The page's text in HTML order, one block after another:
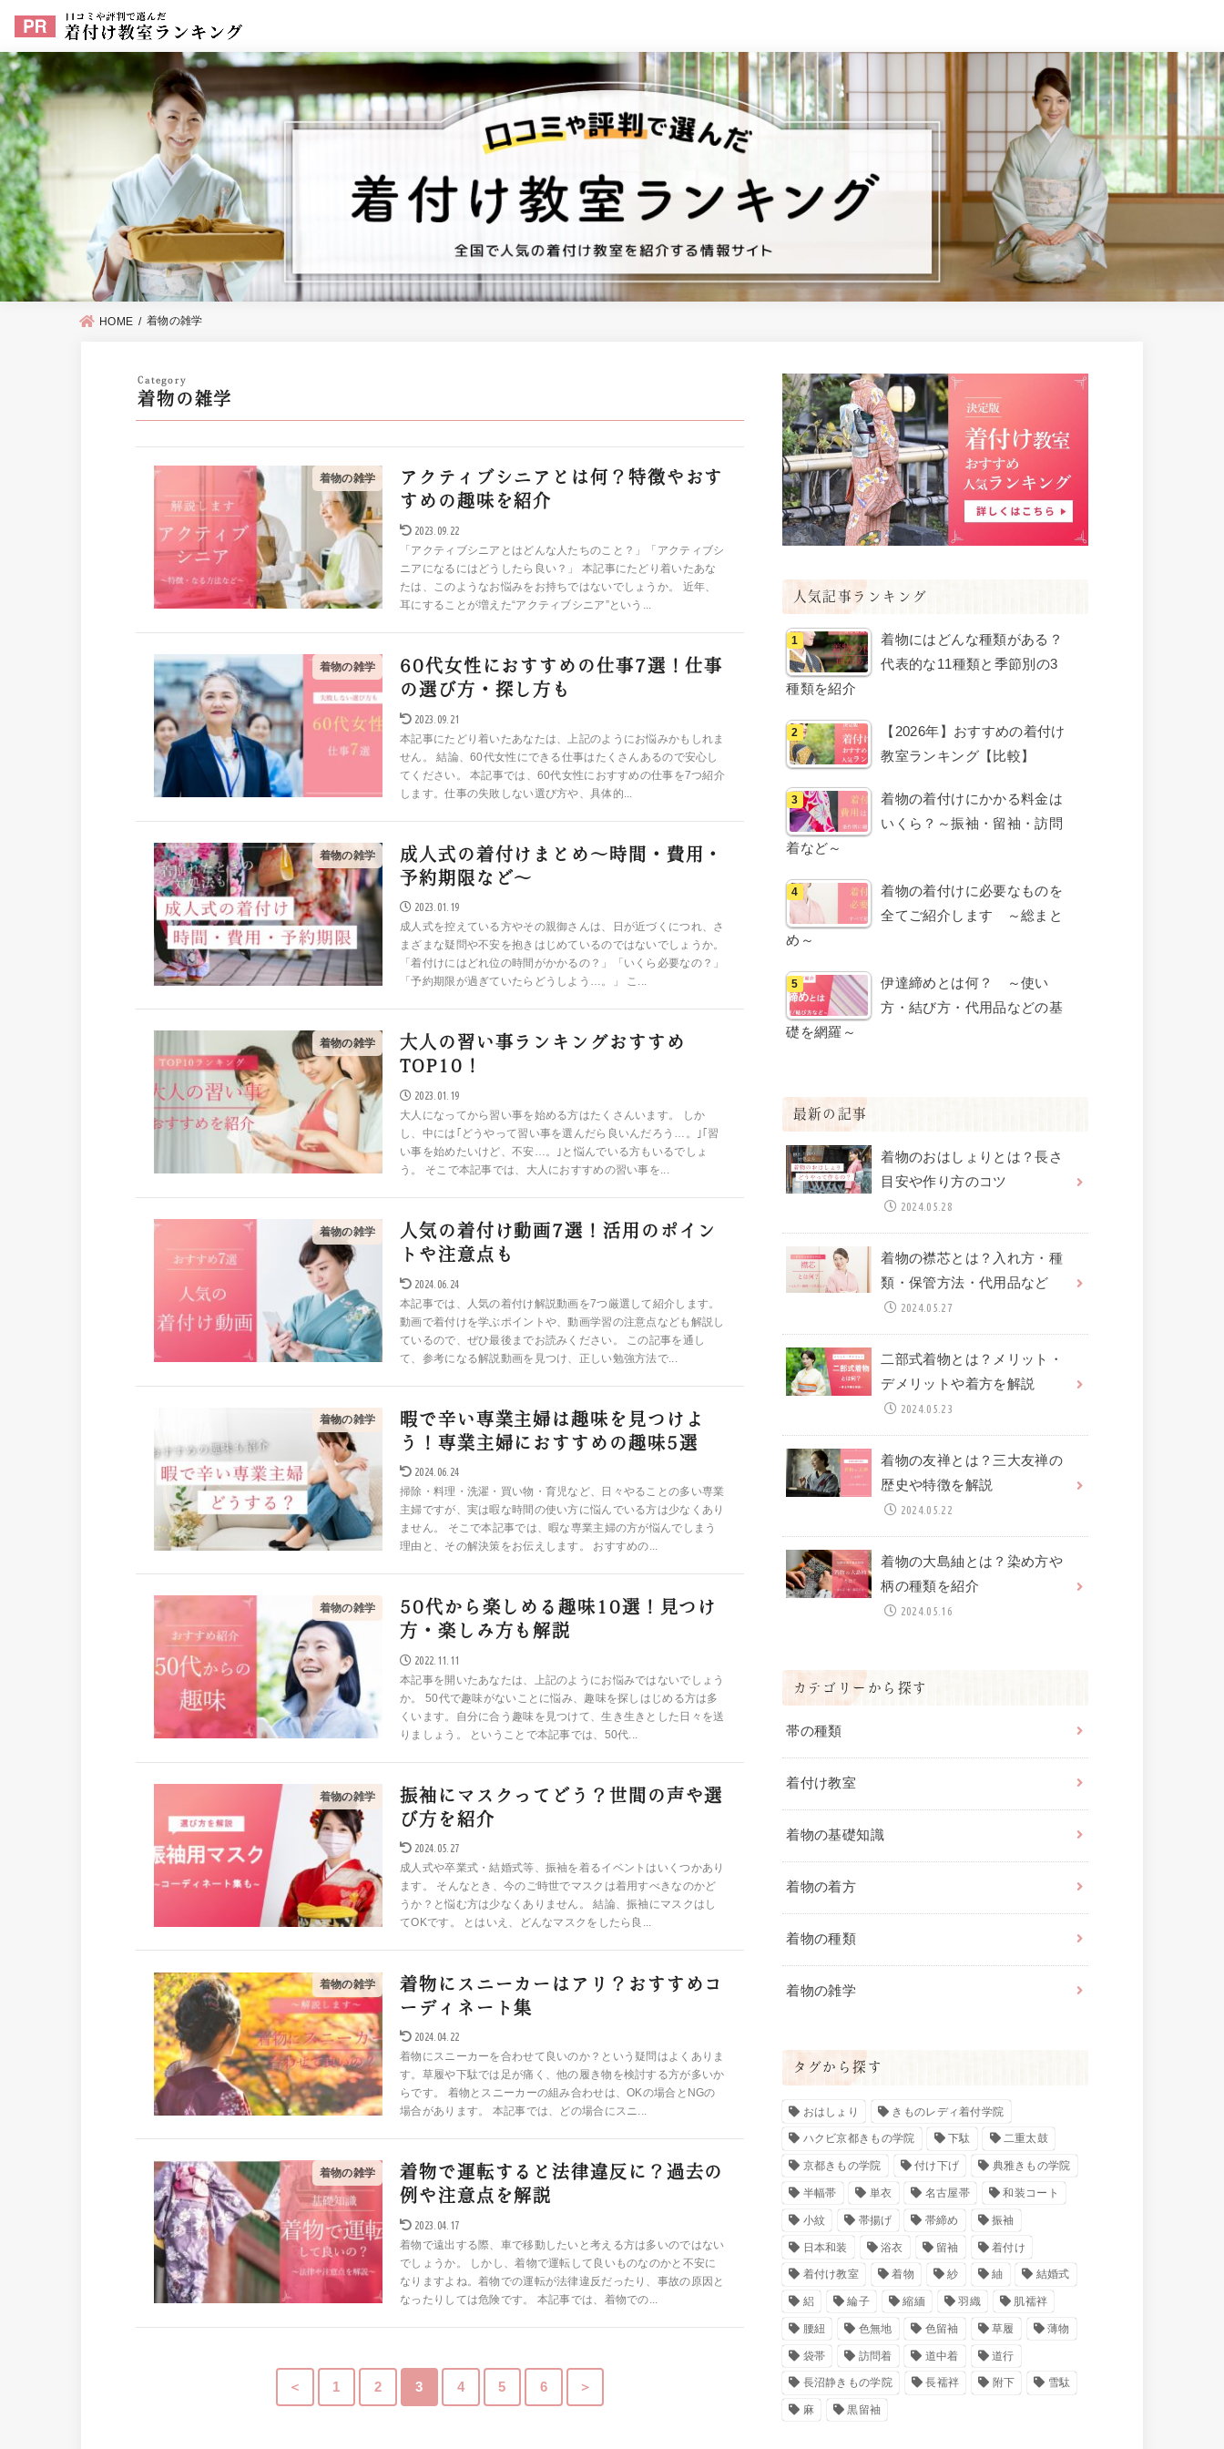
HOME 着物の雑学
着物の雑学
着物の雑学
アクティブシニアとは何？特徴やおす
すめの趣味を紹介
2023.09.22
「アクティブシニアとはどんな人たちのこと？」「アクティブシ
ニアになるにはどうしたら良い？」 本記事にたどり着いたあな
たは、このようなお悩みをお持ちではないでしょうか。 近年、
耳にすることが増えた“アクティブシニア”という...
着物の雑学
60代女性におすすめの仕事7選！仕事
の選び方・探し方も
2023.09.21
本記事にたどり着いたあなたは、上記のようにお悩みかもしれま
せん。 結論、60代女性にできる仕事はたくさんあるので安心し
てください。 本記事では、60代女性におすすめの仕事を7つ紹介
します。仕事の失敗しない選び方や、具体的...
着物の雑学
成人式の着付けまとめ～時間・費用・
予約期限など～
2023.01.19
成人式を控えている方やその親御さんは、日が近づくにつれ、さ
まざまな疑問や不安を抱きはじめているのではないでしょうか。
「着付けにはどれ位の時間がかかるの？」「いくら必要なの？」
「予約期限が過ぎていたらどうしよう…。」 こ...
着物の雑学
大人の習い事ランキングおすすめ
TOP10！
2023.01.19
大人になってから習い事を始める方はたくさんいます。 しか
し、中には｢どうやって習い事を選んだら良いんだろう…。｣｢習
い事を始めたいけど、不安…。｣と悩んでいる方もいるでしょ
う。 そこで本記事では、大人におすすめの習い事を...
着物の雑学
人気の着付け動画7選！活用のポイン
トや注意点も
2024.06.24
本記事では、人気の着付け解説動画を7つ厳選して紹介します。
動画で着付けを学ぶポイントや、動画学習の注意点なども解説し
ているので、ぜひ最後までお読みください。 この記事を通し
て、参考になる解説動画を見つけ、正しい勉強方法で...
着物の雑学
暇で辛い専業主婦は趣味を見つけよ
う！専業主婦におすすめの趣味5選
2024.06.24
掃除・料理・洗濯・買い物・育児など、日々やることの多い専業
主婦ですが、実は暇な時間の使い方に悩んでいる方は少なくあり
ません。 そこで本記事では、暇な専業主婦の方が悩んでしまう
理由と、その解決策をお伝えします。 おすすめの...
着物の雑学
50代から楽しめる趣味10選！見つけ
方・楽しみ方も解説
2022.11.11
本記事を開いたあなたは、上記のようにお悩みではないでしょう
か。 50代で趣味がないことに悩み、趣味を探しはじめる方は多
くいます。自分に合う趣味を見つけて、生き生きとした日々を送
りましょう。 ということで本記事では、50代...
着物の雑学
振袖にマスクってどう？世間の声や選
び方を紹介
2024.05.27
成人式や卒業式・結婚式等、振袖を着るイベントはいくつかあり
ます。 そんなとき、今のご時世でマスクは着用すべきなのかど
うか？と悩む方は少なくありません。 結論、振袖にマスクはし
てOKです。 とはいえ、どんなマスクをしたら良...
着物の雑学
着物にスニーカーはアリ？おすすめコ
ーディネート集
2024.04.22
着物にスニーカーを合わせて良いのか？という疑問はよくありま
す。草履や下駄では足が痛く、他の履き物を検討する方が多いか
らです。 着物とスニーカーの組み合わせは、OKの場合とNGの
場合があります。 本記事では、どの場合にスニ...
着物の雑学
着物で運転すると法律違反に？過去の
例や注意点を解説
2023.04.17
着物で遠出する際、車で移動したいと考える方は多いのではない
でしょうか。 しかし、着物で運転して良いものなのかと不安に
なりますよね。着物での運転が法律違反だったり、事故の原因と
なったりしては危険です。 本記事では、着物での...
＜ 1 2 3 4 5 6 ＞
人気記事ランキング
着物にはどんな種類がある？
代表的な11種類と季節別の3
種類を紹介
【2026年】おすすめの着付け
教室ランキング【比較】
着物の着付けにかかる料金は
いくら？～振袖・留袖・訪問
着など～
着物の着付けに必要なものを
全てご紹介します ～総まと
め～
伊達締めとは何？ ～使い
方・結び方・代用品などの基
礎を網羅～
最新の記事
着物のおはしょりとは？長さ
目安や作り方のコツ
2024.05.28
着物の襟芯とは？入れ方・種
類・保管方法・代用品など
2024.05.27
二部式着物とは？メリット・
デメリットや着方を解説
2024.05.23
着物の友禅とは？三大友禅の
歴史や特徴を解説
2024.05.22
着物の大島紬とは？染め方や
柄の種類を紹介
2024.05.16
カテゴリーから探す
帯の種類
着付け教室
着物の基礎知識
着物の着方
着物の種類
着物の雑学
タグから探す
おはしょり きものレディ着付学院
ハクビ京都きもの学院 下駄 二重太鼓
京都きもの学院 付け下げ 典雅きもの学院
半幅帯 単衣 名古屋帯 和装コート
小紋 帯揚げ 帯締め 振袖
日本和装 浴衣 留袖 着付け
着付け教室 着物 紗 紬 結婚式
絽 綸子 縮緬 羽織 肌襦袢
腰紐 色無地 色留袖 草履 薄物
袋帯 訪問着 道中着 道行
長沼静きもの学院 長襦袢 附下 雪駄
麻 黒留袖